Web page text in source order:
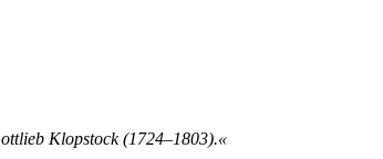
Klopstock (1724–1803).«